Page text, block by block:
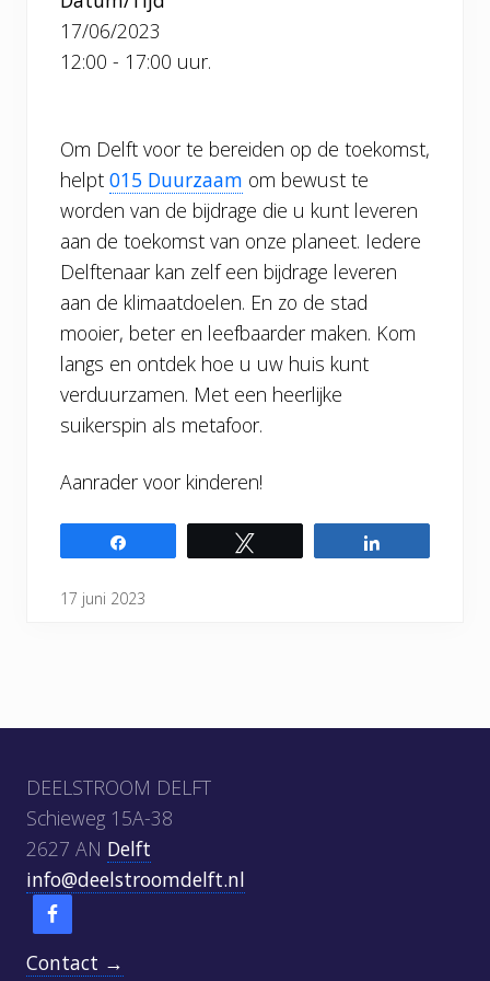
17/06/2023
12:00 - 17:00 uur.
Om Delft voor te bereiden op de toekomst,
helpt 015 Duurzaam om bewust te
worden van de bijdrage die u kunt leveren
aan de toekomst van onze planeet. Iedere
Delftenaar kan zelf een bijdrage leveren
aan de klimaatdoelen. En zo de stad
mooier, beter en leefbaarder maken. Kom
langs en ontdek hoe u uw huis kunt
verduurzamen. Met een heerlijke
suikerspin als metafoor.
Aanrader voor kinderen!
17 juni 2023
DEELSTROOM DELFT
Schieweg 15A-38
2627 AN Delft
info@deelstroomdelft.nl
Contact →